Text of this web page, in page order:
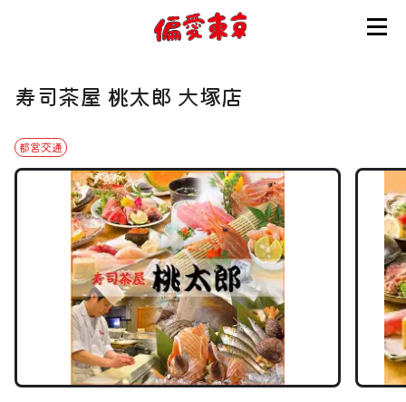
使い方
ログイン
会員登録
お知らせ
寿司茶屋 桃太郎 大塚店
都営交通